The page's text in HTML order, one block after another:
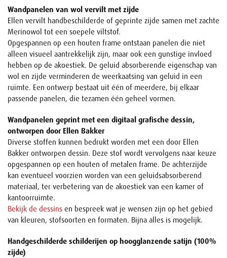
Wandpanelen van wol vervilt met zijde
Ellen vervilt handbeschilderde of geprinte zijde samen met zachte
Merinowol tot een soepele viltstof.
Opgespannen op een houten frame ontstaan panelen die niet
alleen visueel aantrekkelijk zijn, maar ook een gunstige invloed
hebben op de akoestiek. De geluid absorberende eigenschap van
wol en zijde verminderen de weerkaatsing van geluid in een
ruimte. Een ontwerp bestaat uit één of meerdere, bij elkaar
passende panelen, die tezamen één geheel vormen.
Wandpanelen geprint met een digitaal grafische dessin,
ontworpen door Ellen Bakker
Diverse stoffen kunnen bedrukt worden met een door Ellen
Bakker ontworpen dessin. Deze stof wordt vervolgens naar keuze
opgespannen op een houten of metalen frame. De achterzijde
kan eventueel voorzien worden van een geluidsabsorberend
materiaal, ter verbetering van de akoestiek van een kamer of
kantoorruimte.
Bekijk de dessins en bespreek wat je wensen zijn op het gebied
van kleuren, stofsoorten en formaten. Bijna alles is mogelijk.
Handgeschilderde schilderijen op hoogglanzende satijn (100%
zijde)